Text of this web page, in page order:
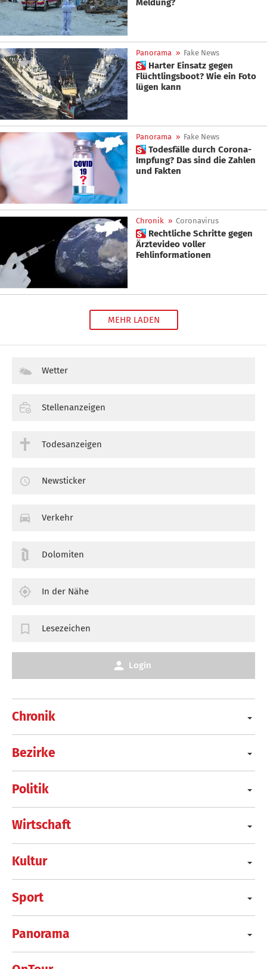
Meldung?
Panorama » Fake News
 Harter Einsatz gegen
Flüchtlingsboot? Wie ein Foto
lügen kann
Panorama » Fake News
 Todesfälle durch Corona-
Impfung? Das sind die Zahlen
und Fakten
Chronik » Coronavirus
 Rechtliche Schritte gegen
Ärztevideo voller
Fehlinformationen
MEHR LADEN
Chronik
Bezirke
Politik
Wirtschaft
Kultur
Sport
Panorama
Wetter
Stellenanzeigen
Todesanzeigen
Newsticker
Verkehr
Dolomiten
In der Nähe
Lesezeichen
Login